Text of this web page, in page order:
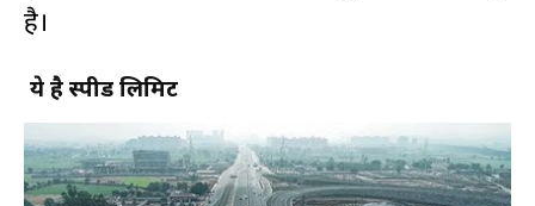
है।
ये है स्पीड लिमिट